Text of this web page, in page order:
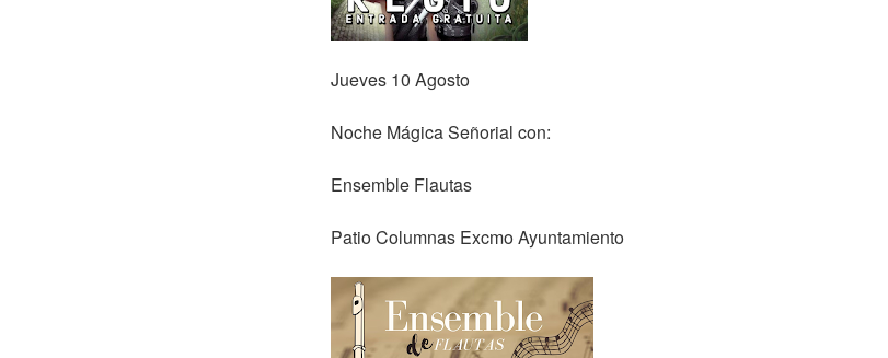
Jueves 10 Agosto
Noche Mágica Señorial con:
Ensemble Flautas
Patio Columnas Excmo Ayuntamiento